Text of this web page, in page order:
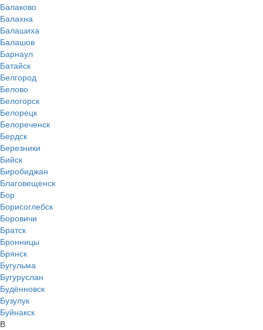
Балаково
Балахна
Балашиха
Балашов
Барнаул
Батайск
Белгород
Белово
Белогорск
Белорецк
Белореченск
Бердск
Березники
Бийск
Биробиджан
Благовещенск
Бор
Борисоглебск
Боровичи
Братск
Бронницы
Брянск
Бугульма
Бугуруслан
Будённовск
Бузулук
Буйнакск
В